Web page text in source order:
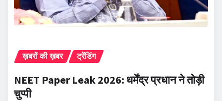
ख़बरों की ख़बर ट्रेंडिंग
NEET Paper Leak 2026: धर्मेंद्र प्रधान ने तोड़ी
चुप्पी